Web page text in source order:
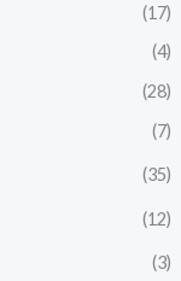
(17)
(4)
(28)
(7)
(35)
(12)
(3)